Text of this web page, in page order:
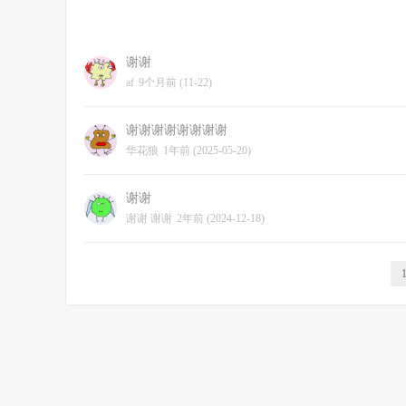
谢谢
af 9个月前 (11-22)
谢谢谢谢谢谢谢谢
华花狼 1年前 (2025-05-20)
谢谢
谢谢 谢谢 2年前 (2024-12-18)
1